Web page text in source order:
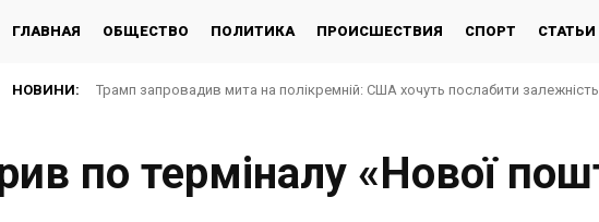
ГЛАВНАЯ ОБЩЕСТВО ПОЛИТИКА ПРОИСШЕСТВИЯ СПОРТ СТАТЬИ
НОВИНИ: Трамп запровадив мита на полікремній: США хочуть послабити
по терміналу «Нової